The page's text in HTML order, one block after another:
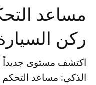
مساعد
ركن
اكتشف مستوى جديداً
الذكي: مساعد